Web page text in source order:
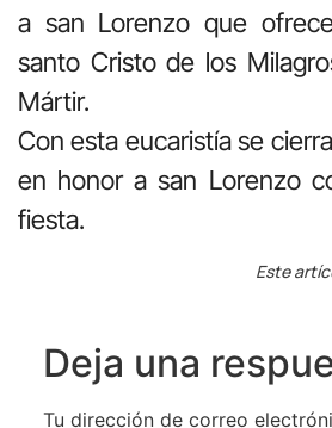
a san Lorenzo que
santo Cristo de los
Mártir.
Con esta eucaristía se
en honor a san Lorenzo
fiesta.
Este
Deja una
Tu dirección de correo